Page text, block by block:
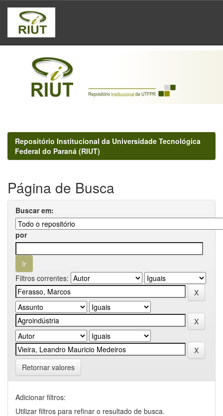
Skip
navigation
Repositório Institucional da Universidade Tecnológica
Federal do Paraná (RIUT)
Página de Busca
Buscar em:
por
Filtros correntes:
Retornar valores
Adicionar filtros:
Utilizar filtros para refinar o resultado de busca.